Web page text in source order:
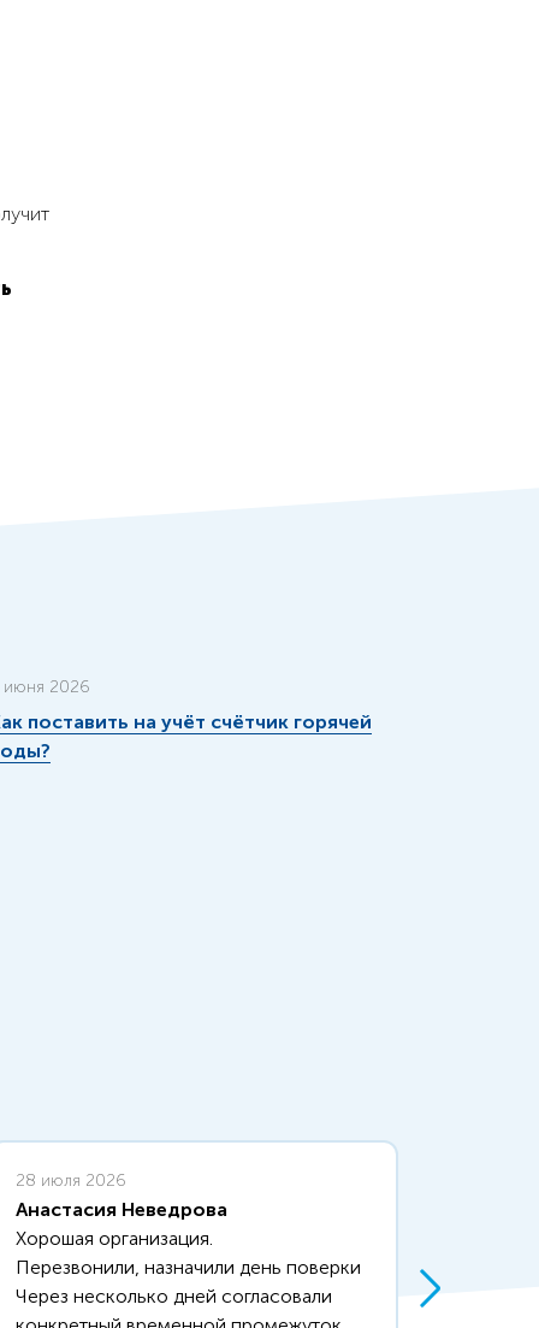
июня 2026
поставить на учёт счётчик горячей
28 июля 2026
Анастасия Неведрова
Хорошая организация.
Перезвонили, назначили день поверки
Через несколько дней согласовали